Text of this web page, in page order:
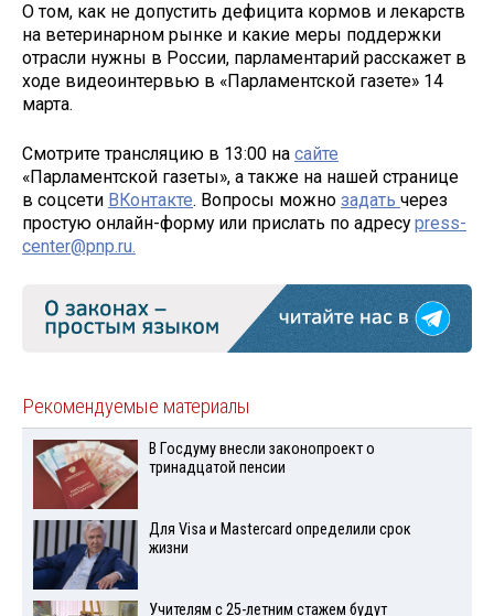
О том, как не допустить дефицита кормов и лекарств
на ветеринарном рынке и какие меры поддержки
отрасли нужны в России, парламентарий расскажет в
ходе видеоинтервью в «Парламентской газете» 14
марта.
Смотрите трансляцию в 13:00 на сайте
«Парламентской газеты», а также на нашей странице
в соцсети ВКонтакте. Вопросы можно задать через
простую онлайн-форму или прислать по адресуpress-
center@pnp.ru.
Рекомендуемые материалы
В Госдуму внесли законопроект о
тринадцатой пенсии
Для Visа и Mastercard определили срок
жизни
Учителям с 25-летним стажем будут